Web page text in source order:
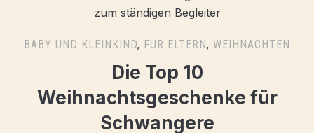
BABY UND KLEINKIND, FÜR ELTERN, WEIHNACHTEN
Die Top 10
Weihnachtsgeschenke für
Schwangere